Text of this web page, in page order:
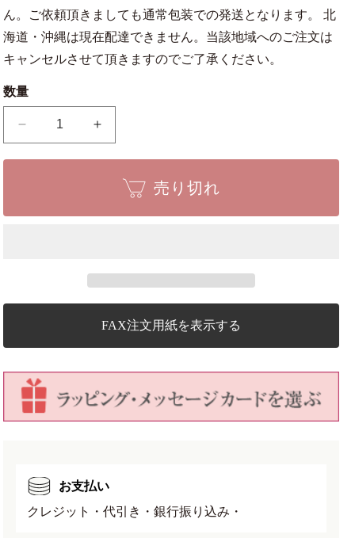
ん。ご依頼頂きましても通常包装での発送となります。 北
海道・沖縄は現在配達できません。当該地域へのご注文は
キャンセルさせて頂きますのでご了承ください。
数量
性
を
減
ら
【信
性
の
を
増
売り切れ
FAX注文用紙を表示する
お支払い
クレジット・代引き・銀行振り込み・